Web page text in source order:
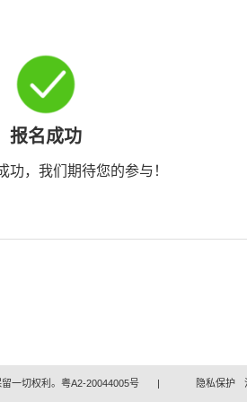
报名成功
功，我们期待您的参与！
一切权利。粤A2-20044005号 | 隐私保护